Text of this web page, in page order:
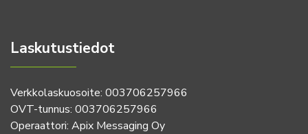
Laskutustiedot
Verkkolaskuosoite: 003706257966
OVT-tunnus: 003706257966
Operaattori: Apix Messaging Oy